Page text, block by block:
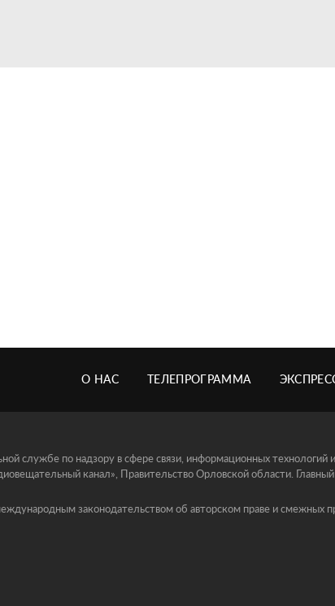
О НАС ТЕЛЕПРОГРАММА
службе по надзору в сфере связи, информационных
канал», Правительство Орловской области.
законодательством об авторском праве и смежных